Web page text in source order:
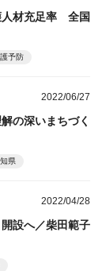
材充足率 全国
予防
2022/06/27
の深いまちづく
県
2022/04/28
設へ／柴田範子